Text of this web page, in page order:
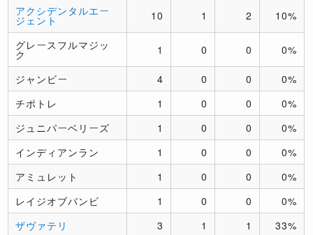
アクシデンタルエー
ジェント 10 1 2 10%
グレースフルマジッ
ク 1 0 0 0%
ジャンビー 4 0 0
0%
チポトレ
1 0 0
0%
ジュニパーベリーズ
1 0 0
0%
インディアンラン
1 0 0
0%
アミュレット
1 0 0
0%
レイジオブバンビ
1 0 0
0%
ザヴァテリ
3 1 1
33%